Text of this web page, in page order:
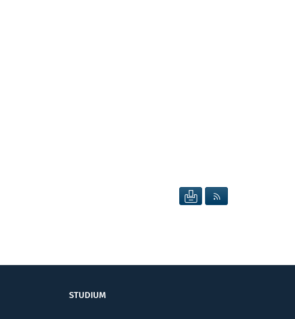
SEITE DRUCKEN
STUDIUM